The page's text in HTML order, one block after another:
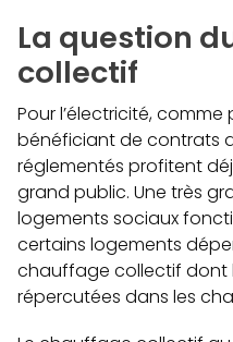
La question
collectif
Pour l’électricité,
bénéficiant de contrats
réglementés profitent
grand public. Une très
logements sociaux
certains logements
chauffage collectif dont
répercutées dans les